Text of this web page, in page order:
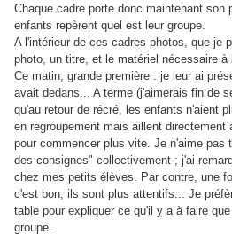
Chaque cadre porte donc maintenant son
enfants repèrent quel est leur groupe.
A l'intérieur de ces cadres photos, que je
photo, un titre, et le matériel nécessaire à
Ce matin, grande première : je leur ai
avait dedans... A terme (j'aimerais fin de
qu'au retour de récré, les enfants n'aient
en regroupement mais aillent directement
pour commencer plus vite. Je n'aime pas
des consignes" collectivement ; j'ai
chez mes petits élèves. Par contre, une
c'est bon, ils sont plus attentifs... Je
table pour expliquer ce qu'il y a à faire
groupe.